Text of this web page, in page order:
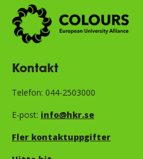
Kontakt
Telefon: 044-2503000
E-post: info@hkr.se
Fler kontaktuppgifter